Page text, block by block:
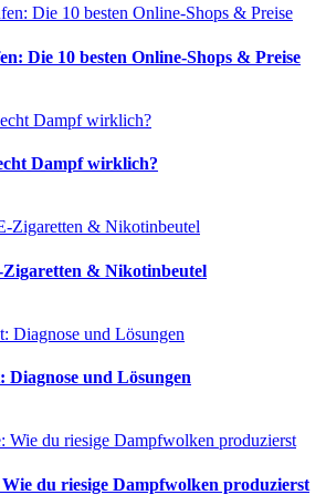
Die 10 besten Online-Shops & Preise
Dampf wirklich?
& Nikotinbeutel
und Lösungen
du riesige Dampfwolken produzierst